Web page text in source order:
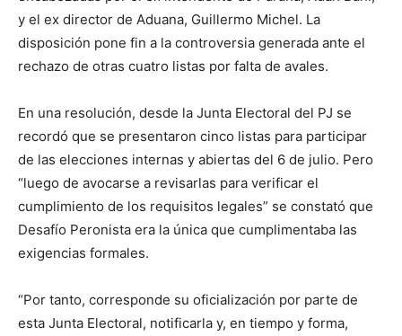
y el ex director de Aduana, Guillermo Michel. La
disposición pone fin a la controversia generada ante el
rechazo de otras cuatro listas por falta de avales.
En una resolución, desde la Junta Electoral del PJ se
recordó que se presentaron cinco listas para participar
de las elecciones internas y abiertas del 6 de julio. Pero
“luego de avocarse a revisarlas para verificar el
cumplimiento de los requisitos legales” se constató que
Desafío Peronista era la única que cumplimentaba las
exigencias formales.
“Por tanto, corresponde su oficialización por parte de
esta Junta Electoral, notificarla y, en tiempo y forma,